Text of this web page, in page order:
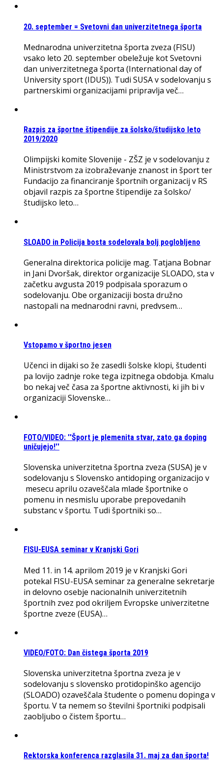
20. september = Svetovni dan univerzitetnega športa
Mednarodna univerzitetna športa zveza (FISU)
vsako leto 20. september obeležuje kot Svetovni
dan univerzitetnega športa (International day of
University sport (IDUS)). Tudi SUSA v sodelovanju s
partnerskimi organizacijami pripravlja več…
Razpis za športne štipendije za šolsko/študijsko leto
2019/2020
Olimpijski komite Slovenije - ZŠZ je v sodelovanju z
Ministrstvom za izobraževanje znanost in šport ter
Fundacijo za financiranje športnih organizacij v RS
objavil razpis za športne štipendije za šolsko/
študijsko leto…
SLOADO in Policija bosta sodelovala bolj poglobljeno
Generalna direktorica policije mag. Tatjana Bobnar
in Jani Dvoršak, direktor organizacije SLOADO, sta v
začetku avgusta 2019 podpisala sporazum o
sodelovanju. Obe organizaciji bosta družno
nastopali na mednarodni ravni, predvsem…
Vstopamo v športno jesen
Učenci in dijaki so že zasedli šolske klopi, študenti
pa lovijo zadnje roke tega izpitnega obdobja. Kmalu
bo nekaj več časa za športne aktivnosti, ki jih bi v
organizaciji Slovenske…
FOTO/VIDEO: ''Šport je plemenita stvar, zato ga doping
uničujejo!''
Slovenska univerzitetna športna zveza (SUSA) je v
sodelovanju s Slovensko antidoping organizacijo v
mesecu aprilu ozaveščala mlade športnike o
pomenu in nesmislu uporabe prepovedanih
substanc v športu. Tudi športniki so…
FISU-EUSA seminar v Kranjski Gori
Med 11. in 14. aprilom 2019 je v Kranjski Gori
potekal FISU-EUSA seminar za generalne sekretarje
in delovno osebje nacionalnih univerzitetnih
športnih zvez pod okriljem Evropske univerzitetne
športne zveze (EUSA)…
VIDEO/FOTO: Dan čistega športa 2019
Slovenska univerzitetna športna zveza je v
sodelovanju s slovensko protidopinško agencijo
(SLOADO) ozaveščala študente o pomenu dopinga v
športu. V ta nemem so številni športniki podpisali
zaobljubo o čistem športu…
Rektorska konferenca razglasila 31. maj za dan športa!